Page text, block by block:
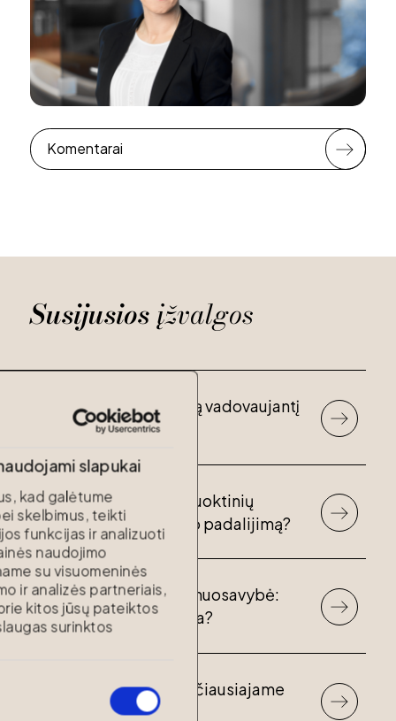
slapukai
kad galėtume
skelbimus, teikti
funkcijas ir analizuoti
naudojimo
su visuomeninės
ir analizės partneriais,
kitos jūsų pateiktos
surinktos
Komentarai
Susijusiosįžvalgos
"Marger" paskyrė naują vadovaujantį
partnerį
Vedybų sutartis: ar sutuoktinių
elgesys gali lemti turto padalijimą?
Asmeninė sutuoktinio nuosavybė:
kada ji gali tapti bendra?
Pergalė Lietuvos Aukščiausiajame